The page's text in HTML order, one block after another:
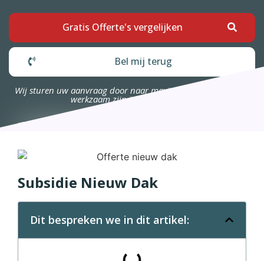
Gratis Offerte's vergelijken
Bel mij terug
Wij sturen uw aanvraag door naar maximaal 4 bedrijven die
werkzaam zijn in uw omgeving.
Subsidie Nieuw Dak
Dit bespreken we in dit artikel: